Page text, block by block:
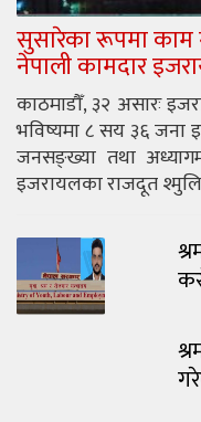
सुसारेका रूपमा काम
नेपाली कामदार
काठमाडौँ, ३२ असारः
भविष्यमा ८ सय ३६
जनसङ्ख्या तथा
इजरायलका राजदूत